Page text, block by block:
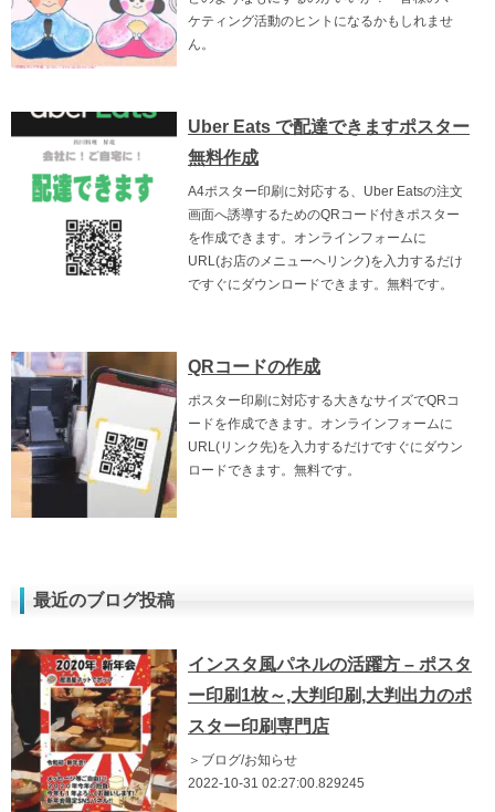
ケティング活動のヒントになるかもしれませ
ん。
Uber Eats で配達できますポスター
無料作成
A4ポスター印刷に対応する、Uber Eatsの注文
画面へ誘導するためのQRコード付きポスター
を作成できます。オンラインフォームに
URL(お店のメニューへリンク)を入力するだけ
ですぐにダウンロードできます。無料です。
QRコードの作成
ポスター印刷に対応する大きなサイズでQRコ
ードを作成できます。オンラインフォームに
URL(リンク先)を入力するだけですぐにダウン
ロードできます。無料です。
最近のブログ投稿
インスタ風パネルの活躍方 – ポスタ
ー印刷1枚～,大判印刷,大判出力のポ
スター印刷専門店
＞ブログ/お知らせ
2022-10-31 02:27:00.829245